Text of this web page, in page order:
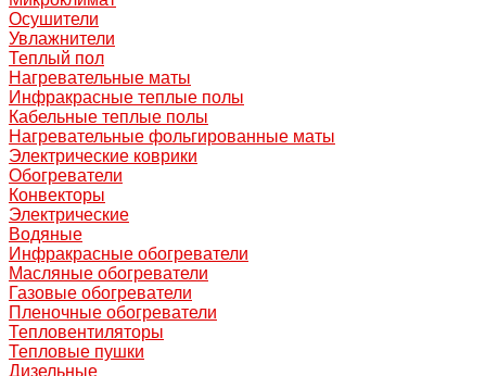
Осушители
Увлажнители
Теплый пол
Нагревательные маты
Инфракрасные теплые полы
Кабельные теплые полы
Нагревательные фольгированные маты
Электрические коврики
Обогреватели
Конвекторы
Электрические
Водяные
Инфракрасные обогреватели
Масляные обогреватели
Газовые обогреватели
Пленочные обогреватели
Тепловентиляторы
Тепловые пушки
Дизельные